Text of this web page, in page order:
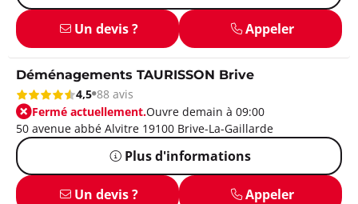
Un devis ? Appeler
Déménagements TAURISSON Brive
4,5 88 avis
Fermé actuellement.Ouvre demain à 09:00
50 avenue abbé Alvitre 19100 Brive-La-Gaillarde
Plus d'informations
Un devis ? Appeler